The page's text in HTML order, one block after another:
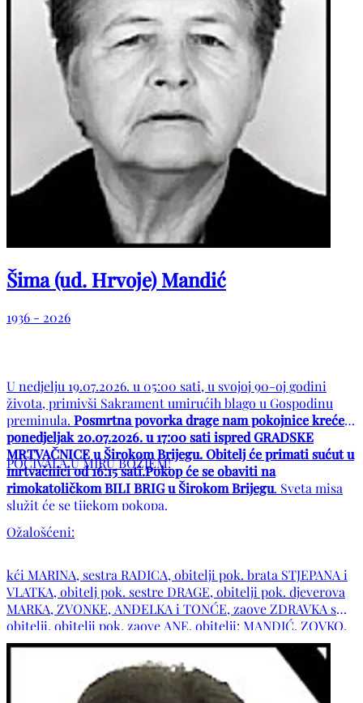
Šima (ud. Hrvoje) Mandić
1936 - 2026
U nedjelju 19.07.2026. u 05:00 sati, u svojoj 90-oj godini
života, primivši Sakrament umirućih blago u Gospodinu
preminula. Posmrtna povorka drage nam pokojnice kreće u
ponedjeljak 20.07.2026. u 17:00 sati ispred GRADSKE
MRTVAČNICE u Širokom Brijegu. Obitelj će primati sućut u
mrtvačnici od 16:15 sati.Pokop će se obaviti na
rimokatoličkom BILI BRIG u Širokom Brijegu. Sveta misa
služit će se tijekom pokopa.
POČIVALA U MIRU BOŽJEM!
Ožalošćeni:
kći MARINA, sestra RADICA, obitelji pok. brata STJEPANA i
VLATKA, obitelj pok. sestre DRAGE, obitelji pok. djeverova
MARKA, ZVONKE, ANĐELKA i TONĆE, zaove ZDRAVKA s
obitelji, obitelji pok. zaove ANE, obitelji: MANDIĆ, ZOVKO,
MIKULIĆ, ĆORIĆ, LJUBIĆ, KOŽUL, CRNOGORAC, ČULJAK,
GAGRO, MARTINOVIĆ, ČOLAK te ostala mnogobrojna
rodbina, kumovi i prijatelji.